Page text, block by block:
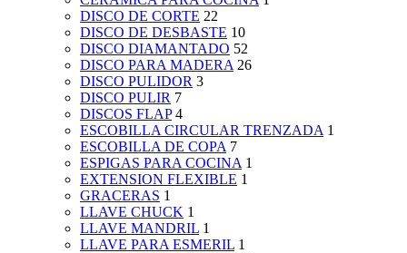
DISCO DE CORTE 22
DISCO DE DESBASTE 10
DISCO DIAMANTADO 52
DISCO PARA MADERA 26
DISCO PULIDOR 3
DISCO PULIR 7
DISCOS FLAP 4
ESCOBILLA CIRCULAR TRENZADA 1
ESCOBILLA DE COPA 7
ESPIGAS PARA COCINA 1
EXTENSION FLEXIBLE 1
GRACERAS 1
LLAVE CHUCK 1
LLAVE MANDRIL 1
LLAVE PARA ESMERIL 1